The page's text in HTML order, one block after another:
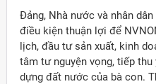
Đảng, Nhà nước và nhân
điều kiện thuận lợi để
lịch, đầu tư sản xuất, kinh
tâm tư nguyện vọng, tiếp
dựng đất nước của bà con.